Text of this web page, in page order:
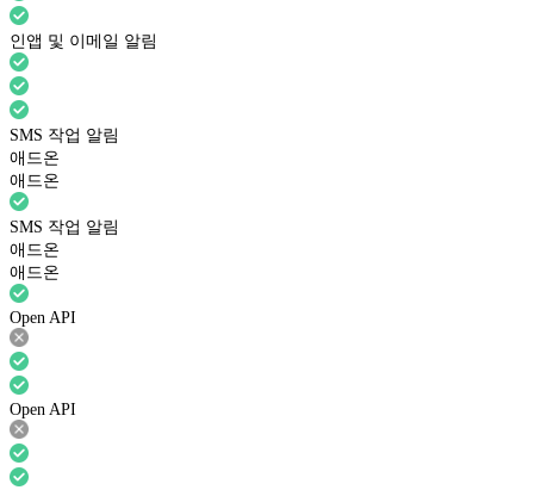
인앱 및 이메일 알림
SMS 작업 알림
애드온
애드온
SMS 작업 알림
애드온
애드온
Open API
Open API